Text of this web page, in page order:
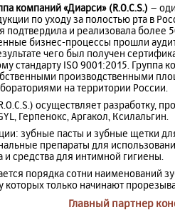
компаний «Диарси» (R.O.C.S.) –
по уходу за полостью рта в
и реализовала более
бизнес-процессы прошли
чего был получен
стандарту ISO 9001:2015. Группа
производственными
на территории России.
осуществляет разработку,
Герпенокс, Аргакол, Ксилальгин.
зубные пасты и зубные щетки
препараты для
и средства для интимной гигиены.
порядка сотни наименований
которых только начинают
Главный партнер